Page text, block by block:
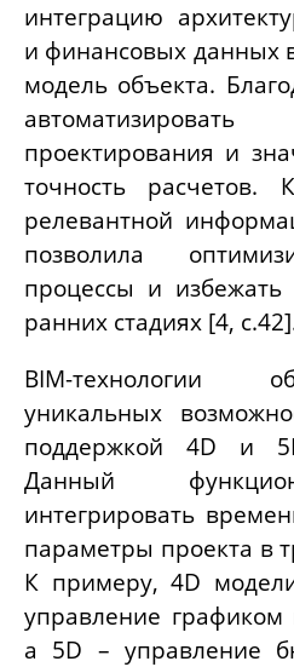
интеграцию
и финансовых данных
модель объекта.
проектирования и
точность расчетов.
релевантной
позволила
процессы и
ранних стадиях [4,
BIM-технологии
уникальных
поддержкой 4D и
Данный
интегрировать
параметры проекта в
К примеру, 4D
управление
а 5D – управление